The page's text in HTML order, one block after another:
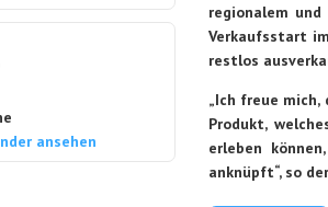
ansehen
regionalem
Verkaufsstart
restlos
„Ich freue
Produkt,
erleben
anknüpft“, so